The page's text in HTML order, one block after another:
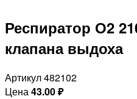
Респиратор О2
клапана выдоха
Артикул 482102
Цена43.00₽